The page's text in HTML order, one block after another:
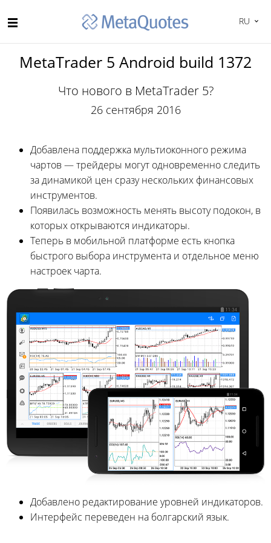
RU
MetaTrader 5 Android build 1372
Что нового в MetaTrader 5?
26 сентября 2016
Добавлена поддержка мультиоконного режима
чартов — трейдеры могут одновременно следить
за динамикой цен сразу нескольких финансовых
инструментов.
Появилась возможность менять высоту подокон, в
которых открываются индикаторы.
Теперь в мобильной платформе есть кнопка
быстрого выбора инструмента и отдельное меню
настроек чарта.
Добавлено редактирование уровней индикаторов.
Интерфейс переведен на болгарский язык.